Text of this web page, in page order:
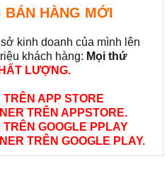
BÁN HÀNG MỚI
kinh doanh của mình lên
khách hàng: Mọi thứ
LƯỢNG.
APP STORE
TRÊN APPSTORE.
GOOGLE PPLAY
TRÊN GOOGLE PLAY.